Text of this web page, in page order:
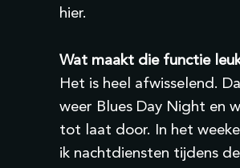
hier.
Wat maakt die functie
Het is heel afwisselend.
weer Blues Day Night en
tot laat door. In het
ik nachtdiensten tijdens